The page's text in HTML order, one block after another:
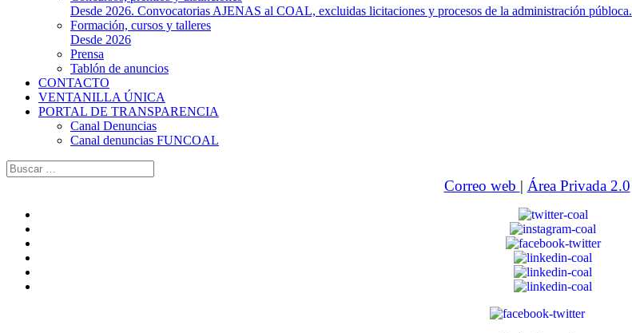
Desde 2026. Convocatorias AJENAS al COAL, excluidas licitaciones y procesos de la administración públoca.
Formación, cursos y talleres
Desde 2026
Prensa
Tablón de anuncios
CONTACTO
VENTANILLA ÚNICA
PORTAL DE TRANSPARENCIA
Canal Denuncias
Canal denuncias FUNCOAL
Buscar:
Correo web | Área Privada 2.0